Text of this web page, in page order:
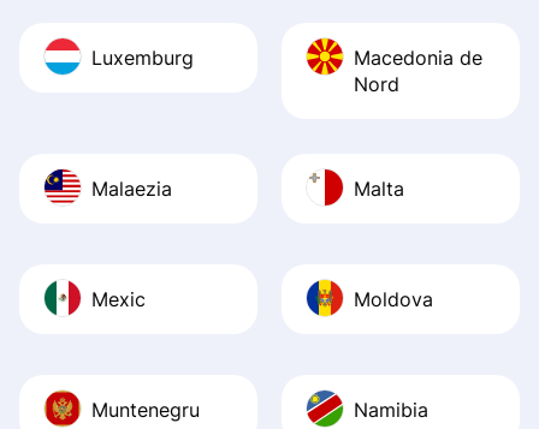
Luxemburg
Macedonia de
Nord
Malaezia Malta
Mexic Moldova
Muntenegru Namibia